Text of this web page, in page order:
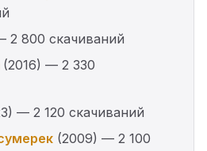
2 800 скачиваний
(2016) — 2 330
— 2 120 скачиваний
(2009) — 2 100